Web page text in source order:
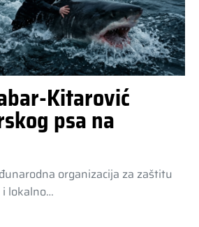
Kitarović
psa na
organizacija za zaštitu
i lokalno…